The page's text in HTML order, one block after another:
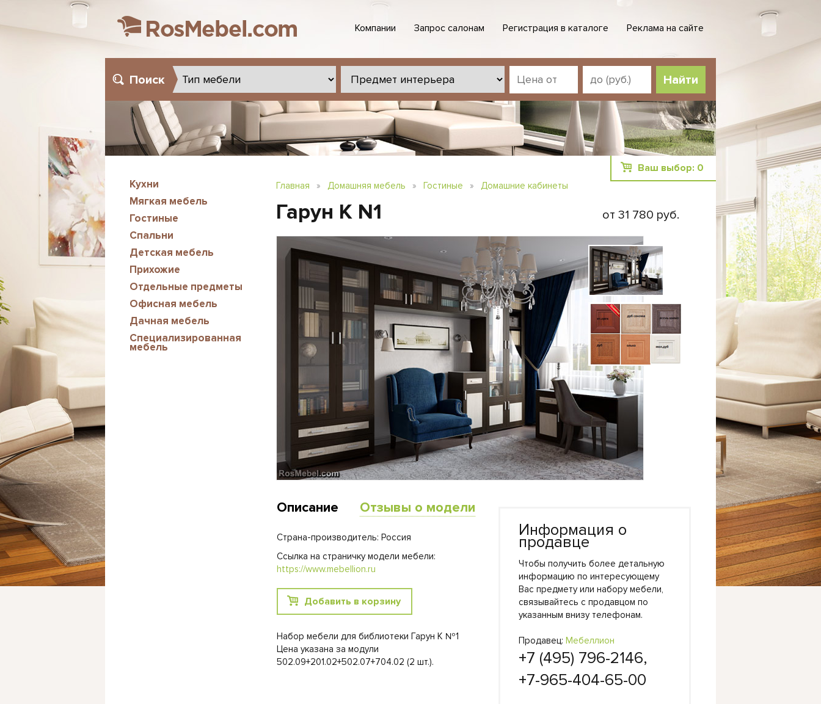
Компании Запрос салонам Регистрация в каталоге Реклама на сайте
Поиск
Кухни
Мягкая мебель
Гостиные
Спальни
Детская мебель
Прихожие
Отдельные предметы
Офисная мебель
Дачная мебель
Специализированная
мебель
Ваш выбор: 0
Главная » Домашняя мебель » Гостиные » Домашние кабинеты
Гарун К N1 от 31 780 руб.
Описание Отзывы о модели
Информация о
продавце
Чтобы получить более детальную
информацию по интересующему
Вас предмету или набору мебели,
связывайтесь с продавцом по
указанным внизу телефонам.
Продавец: Мебеллион
+7 (495) 796-2146,
+7-965-404-65-00
Страна-производитель: Россия
Ссылка на страничку модели мебели:
https://www.mebellion.ru
Добавить в корзину
Набор мебели для библиотеки Гарун К №1
Цена указана за модули
502.09+201.02+502.07+704.02 (2 шт.).